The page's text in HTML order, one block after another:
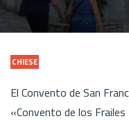
CHIESE
El Convento de San
«Convento de los